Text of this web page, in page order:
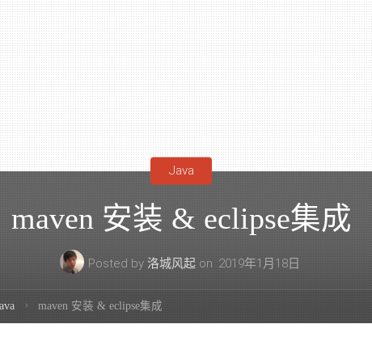
maven 安装 & eclipse集成
Posted by 洛城风起 on 2019年1月18日
Java
maven 安装 & eclipse集成